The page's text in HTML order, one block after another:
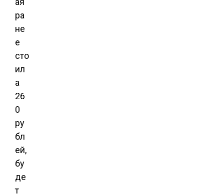
ра
не
е
сто
ил
а
26
0
ру
бл
ей,
бу
де
т